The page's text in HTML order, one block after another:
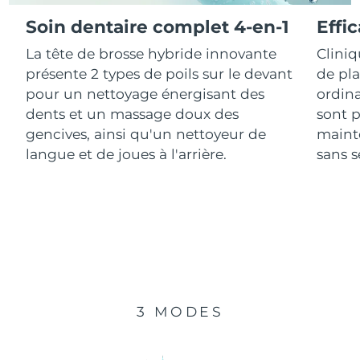
Soin dentaire complet 4-en-1
La tête de brosse hybride innovante
présente 2 types de poils sur le devant
pour un nettoyage énergisant des
dents et un massage doux des
gencives, ainsi qu'un nettoyeur de
langue et de joues à l'arrière.
de
sont
sans
3 MODES
R.A.S. chinoise de
Macao
Malaisie Livraison estimée 8/12/26
Malte Livraison estimée 8/9/26
Mexique
Livraison estimée